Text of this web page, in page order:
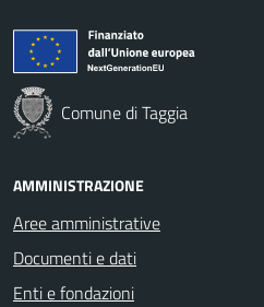
Comune di Taggia
AMMINISTRAZIONE
Aree amministrative
Documenti e dati
Enti e fondazioni